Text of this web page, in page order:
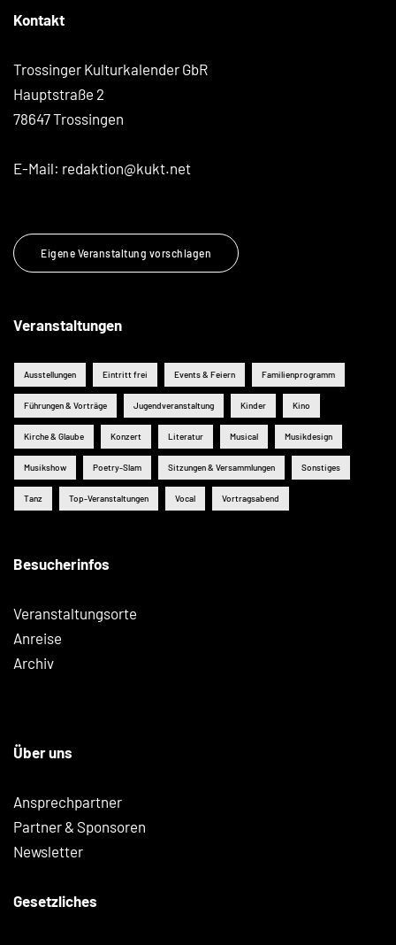
Kontakt
Trossinger Kulturkalender GbR
Hauptstraße 2
78647 Trossingen
E-Mail: redaktion@kukt.net
Eigene Veranstaltung vorschlagen
Veranstaltungen
Ausstellungen Eintritt frei Events & Feiern Familienprogramm
Führungen & Vorträge Jugendveranstaltung Kinder Kino
Kirche & Glaube Konzert Literatur Musical Musikdesign
Musikshow Poetry-Slam Sitzungen & Versammlungen Sonstiges
Tanz Top-Veranstaltungen Vocal Vortragsabend
Besucherinfos
Veranstaltungsorte
Anreise
Archiv
Über uns
Ansprechpartner
Partner & Sponsoren
Newsletter
Gesetzliches